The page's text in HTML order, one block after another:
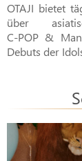
OTAJI bietet
über
C-POP &
Debuts der